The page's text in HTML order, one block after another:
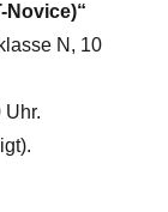
Novice)“
N, 10
Uhr.